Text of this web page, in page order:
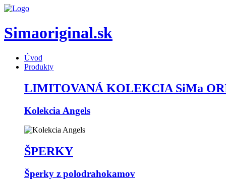
Simaoriginal.sk
Úvod
Produkty
LIMITOVANÁ KOLEKCIA SiMa
Kolekcia Angels
ŠPERKY
Šperky z polodrahokamov